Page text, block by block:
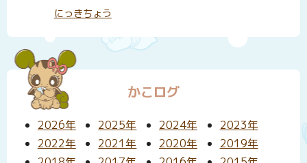
にっきちょう
かこログ
2026年 2025年 2024年
2023年
2022年
2021年 2020年
2019年